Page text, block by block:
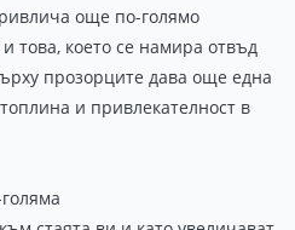
още по-голямо
това, което се намира отвъд
прозорците дава още една
и привлекателност в